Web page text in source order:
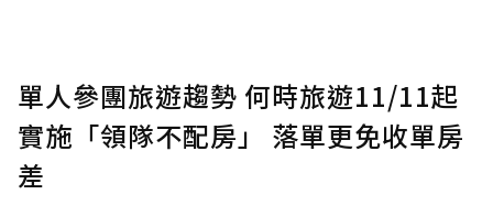
確認送出
單人參團旅遊趨勢 何時旅遊11/11起
實施「領隊不配房」 落單更免收單房
差